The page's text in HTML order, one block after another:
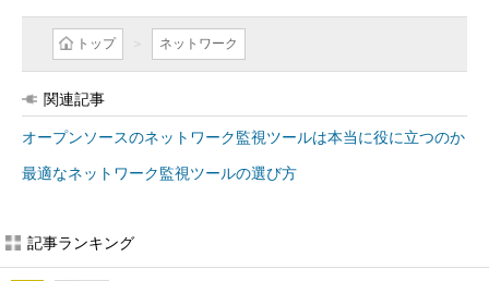
トップ ネットワーク
関連記事
オープンソースのネットワーク監視ツールは本当に役に立つのか
最適なネットワーク監視ツールの選び方
記事ランキング